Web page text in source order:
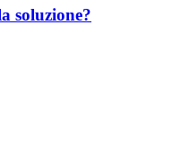
soluzione?